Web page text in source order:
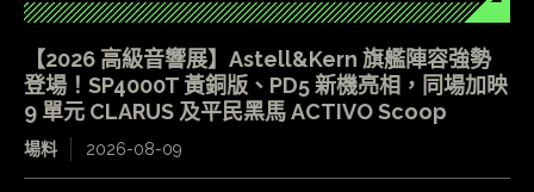
【2026 高級音響展】Astell&Kern 旗艦陣容強勢
登場！SP4000T 黃銅版、PD5 新機亮相，同場加映
9 單元 CLARUS 及平民黑馬 ACTIVO Scoop
場料 2026-08-09